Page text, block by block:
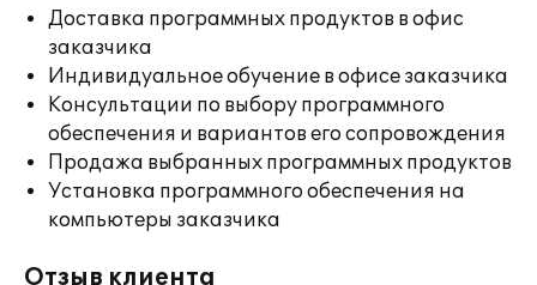
Доставка программных продуктов в офис
заказчика
Индивидуальное обучение в офисе заказчика
Консультации по выбору программного
обеспечения и вариантов его сопровождения
Продажа выбранных программных продуктов
Установка программного обеспечения на
компьютеры заказчика
Отзыв клиента